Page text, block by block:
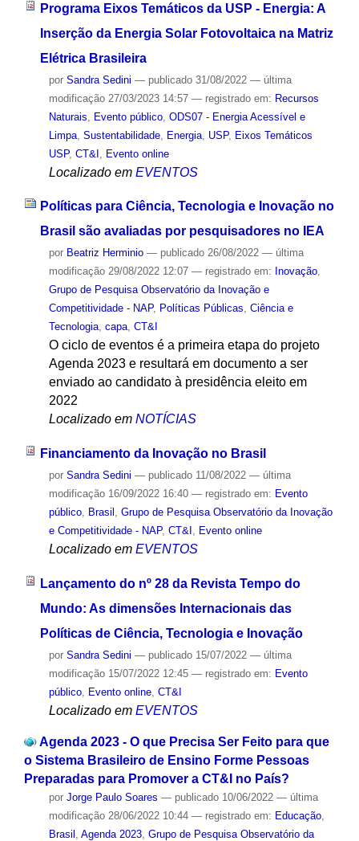
Programa Eixos Temáticos da USP - Energia: A
Inserção da Energia Solar Fotovoltaica na Matriz
Elétrica Brasileira
por Sandra Sedini — publicado31/08/2022 — última
modificação27/03/2023 14:57 — registrado em: Recursos
Naturais
Evento público, ODS07 - Energia Acessível e
Limpa, Sustentabilidade, Energia, USP, Eixos Temáticos
USP, CT&I Evento online
Localizado em EVENTOS
Políticas para Ciência, Tecnologia e Inovação no
Brasil são avaliadas por pesquisadores no IEA
por Beatriz Herminio — publicado26/08/2022 — última
modificação29/08/2022 12:07 — registrado em: Inovação,
Grupo de Pesquisa Observatório da Inovação e
Competitividade - NAP, Políticas Públicas, Ciência e
Tecnologia, capa, CT&I
O ciclo de eventos é a primeira etapa do projeto
Agenda 2023 e resultará em documento a ser
enviado ao candidato à presidência eleito em
2022
Localizado em NOTÍCIAS
Financiamento da Inovação no Brasil
por Sandra Sedini — publicado11/08/2022 — última
modificação16/09/2022 16:40 — registrado em: Evento
público, Brasil , Grupo de Pesquisa Observatório da Inovação
e Competitividade - NAP, CT&I , Evento online
Localizado em EVENTOS
Lançamento do nº 28 da Revista Tempo do
Mundo: As dimensões Internacionais das
Políticas de Ciência, Tecnologia e Inovação
por Sandra Sedini — publicado15/07/2022 — última
modificação15/07/2022 12:45 — registrado em: Evento
público, Evento online, CT&I
Localizado em EVENTOS
Agenda 2023 - O que Precisa Ser Feito para que
o Sistema Brasileiro de Ensino Forme Pessoas
Preparadas para Promover a CT&I no País?
por Jorge Paulo Soares — publicado10/06/2022 — última
modificação28/06/2022 10:44 — registrado em: Educação,
Brasil Agenda 2023, Grupo de Pesquisa Observatório da